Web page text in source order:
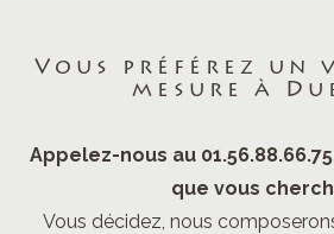
Vous préférez un
mesure à
Appelez-nous au
que vous
Vous décidez, nous